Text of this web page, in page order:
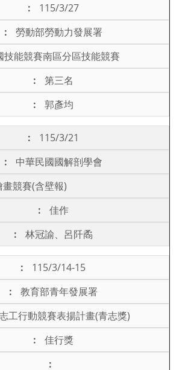
115/3/27
勞動部勞動力發展署
技能競賽南區分區技能競賽
第三名
郭彥均
115/3/21
中華民國國解剖學會
競賽(含壁報)
佳作
林冠諭、呂阡矞
115/3/14-15
教育部青年發展署
工行動競賽表揚計畫(青志獎)
佳行獎